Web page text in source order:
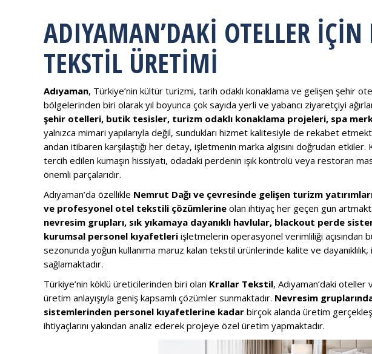
ADIYAMAN’DAKI OTELLER İÇIN
TEKSTIL ÜRETIMI
Adıyaman, Türkiye’nin kültür turizmi, tarih odaklı konaklama ve gelişen şehir
bölgelerinden biri olarak yıl boyunca çok sayıda yerli ve yabancı ziyaretçiyi
şehir otelleri, butik tesisler, turizm odaklı konaklama projeleri, spa
yalnızca mimari yapılarıyla değil, sundukları hizmet kalitesiyle de rekabet
andan itibaren karşılaştığı her detay, işletmenin marka algısını doğrudan etkiler.
tercih edilen kumaşın hissiyatı, odadaki perdenin ışık kontrolü veya restoran
önemli parçalarıdır.
Adıyaman’da özellikle Nemrut Dağı ve çevresinde gelişen turizm
ve profesyonel otel tekstili çözümlerine olan ihtiyaç her geçen gün
nevresim grupları, sık yıkamaya dayanıklı havlular, blackout perde
kurumsal personel kıyafetleri işletmelerin operasyonel verimliliği açısından
sezonunda yoğun kullanıma maruz kalan tekstil ürünlerinde kalite ve
sağlamaktadır.
Türkiye’nin köklü üreticilerinden biri olan Krallar Tekstil, Adıyaman’daki
üretim anlayışıyla geniş kapsamlı çözümler sunmaktadır. Nevresim
sistemlerinden personel kıyafetlerine kadar birçok alanda üretim
ihtiyaçlarını yakından analiz ederek projeye özel üretim yapmaktadır.